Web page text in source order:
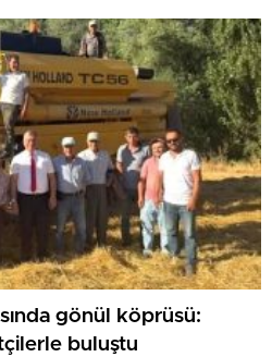
gönül köprüsü:
buluştu